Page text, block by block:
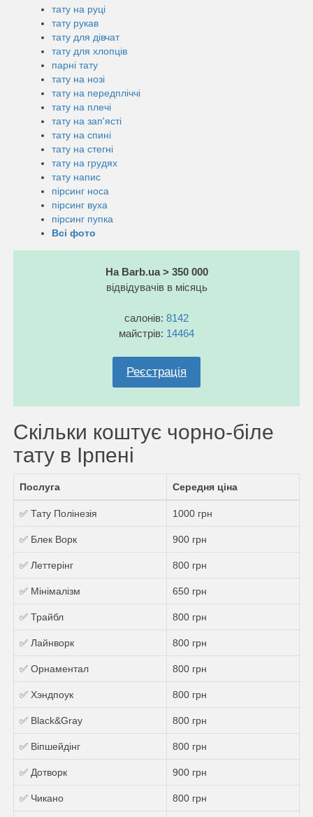
тату на руці
тату рукав
тату для дівчат
тату для хлопців
парні тату
тату на нозі
тату на передпліччі
тату на плечі
тату на зап'ясті
тату на спині
тату на стегні
тату на грудях
тату напис
пірсинг носа
пірсинг вуха
пірсинг пупка
Всі фото
На Barb.ua > 350 000
відвідувачів в місяць
салонів: 8142
майстрів: 14464
Реєстрація
Скільки коштує чорно-біле
тату в Ірпені
Послуга Середня ціна
✅ Тату Полінезія 1000 грн
✅ Блек Ворк 900 грн
✅ Леттерінг 800 грн
✅ Мінімалізм 650 грн
✅ Трайбл 800 грн
✅ Лайнворк 800 грн
✅ Орнаментал 800 грн
✅ Хэндпоук 800 грн
✅ Black&Gray 800 грн
✅ Віпшейдінг 800 грн
✅ Дотворк 900 грн
✅ Чикано 800 грн